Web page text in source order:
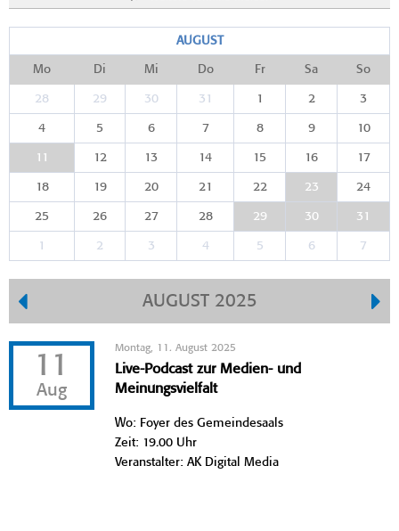
AUGUST
Mo Di Mi Do Fr Sa So
28 29 30 31 1 2 3
4 5 6 7 8 9 10
11 12 13 14 15 16 17
18 19 20 21 22 23 24
25 26 27 28 29 30 31
1 2 3 4 5 6 7
AUGUST 2025
11
Aug
Montag, 11. August 2025
Live-Podcast zur Medien- und
Meinungsvielfalt
Wo: Foyer des Gemeindesaals
Zeit: 19.00 Uhr
Veranstalter: AK Digital Media